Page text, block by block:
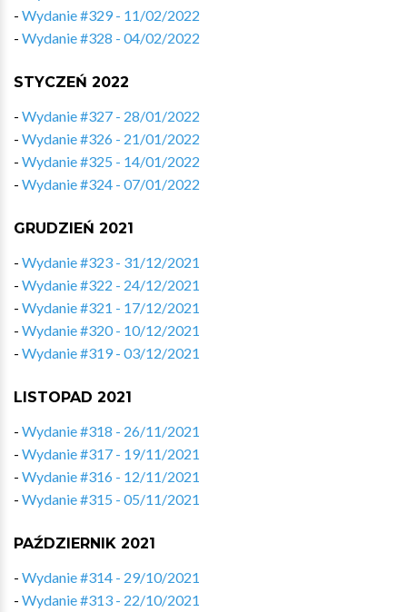
- Wydanie #329 - 11/02/2022
- Wydanie #328 - 04/02/2022
STYCZEŃ 2022
- Wydanie #327 - 28/01/2022
- Wydanie #326 - 21/01/2022
- Wydanie #325 - 14/01/2022
- Wydanie #324 - 07/01/2022
GRUDZIEŃ 2021
- Wydanie #323 - 31/12/2021
- Wydanie #322 - 24/12/2021
- Wydanie #321 - 17/12/2021
- Wydanie #320 - 10/12/2021
- Wydanie #319 - 03/12/2021
LISTOPAD 2021
- Wydanie #318 - 26/11/2021
- Wydanie #317 - 19/11/2021
- Wydanie #316 - 12/11/2021
- Wydanie #315 - 05/11/2021
PAŹDZIERNIK 2021
- Wydanie #314 - 29/10/2021
- Wydanie #313 - 22/10/2021